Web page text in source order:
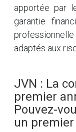
apportée par
garantie
adaptés aux
JVN : La
premier
Pouvez-
un